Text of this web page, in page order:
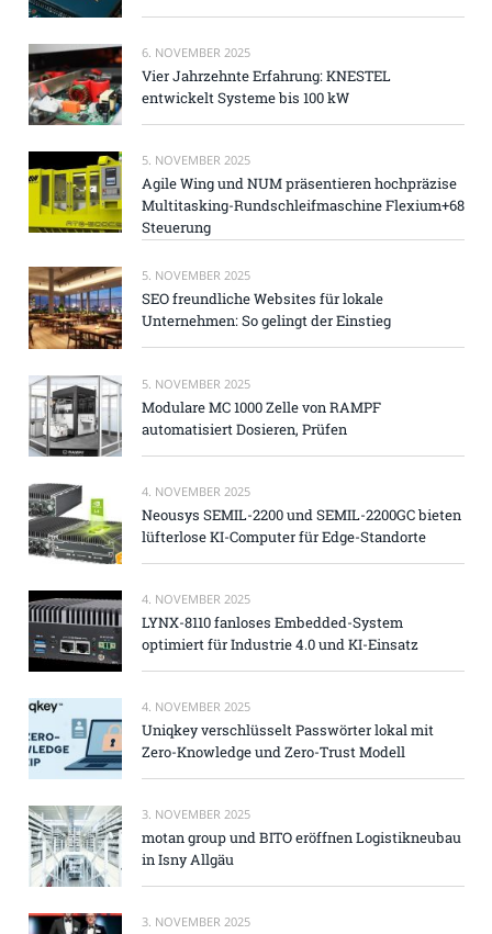
6. NOVEMBER 2025
Vier Jahrzehnte Erfahrung: KNESTEL
entwickelt Systeme bis 100 kW
5. NOVEMBER 2025
Agile Wing und NUM präsentieren hochpräzise
Multitasking-Rundschleifmaschine Flexium+68
Steuerung
5. NOVEMBER 2025
SEO freundliche Websites für lokale
Unternehmen: So gelingt der Einstieg
5. NOVEMBER 2025
Modulare MC 1000 Zelle von RAMPF
automatisiert Dosieren, Prüfen
4. NOVEMBER 2025
Neousys SEMIL-2200 und SEMIL-2200GC bieten
lüfterlose KI-Computer für Edge-Standorte
4. NOVEMBER 2025
LYNX-8110 fanloses Embedded-System
optimiert für Industrie 4.0 und KI-Einsatz
4. NOVEMBER 2025
Uniqkey verschlüsselt Passwörter lokal mit
Zero-Knowledge und Zero-Trust Modell
3. NOVEMBER 2025
motan group und BITO eröffnen Logistikneubau
in Isny Allgäu
3. NOVEMBER 2025